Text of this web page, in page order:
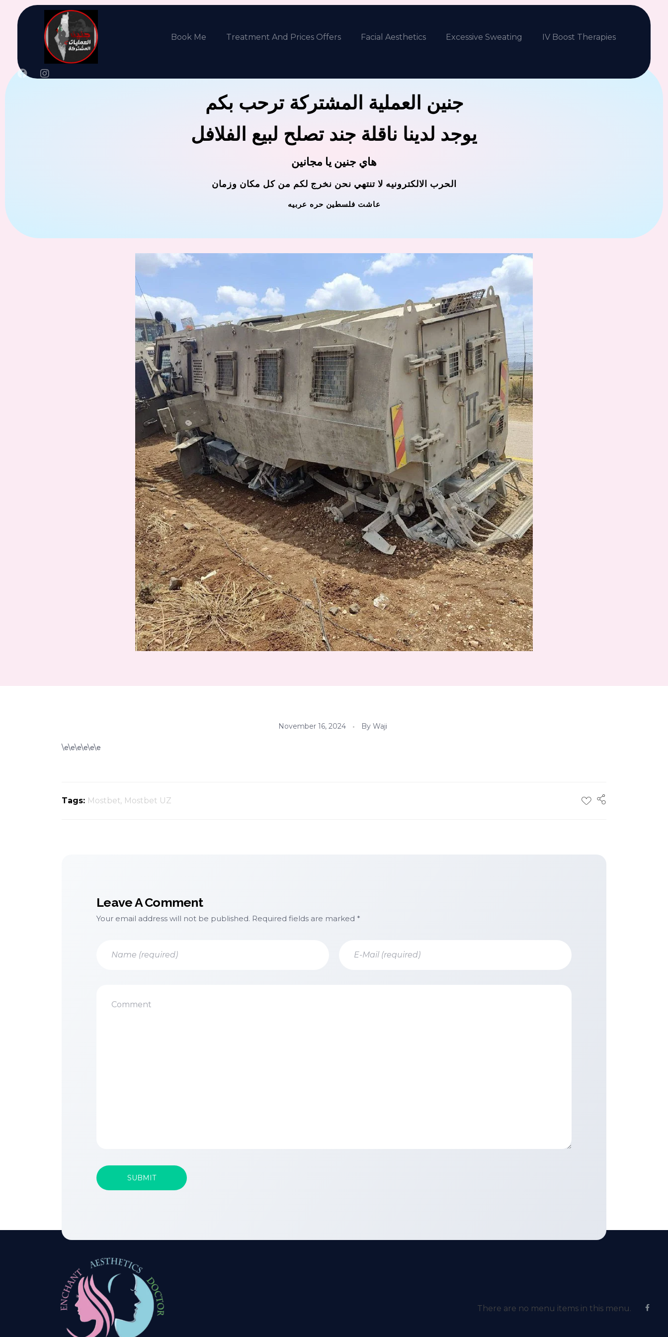
Book Me Treatment And Prices Offers Facial Aesthetics Excessive Sweating IV Boost Therapies
جنين العملية المشتركة ترحب بكم
يوجد لدينا ناقلة جند تصلح لبيع الفلافل
هاي جنين يا مجانين
الحرب الالكترونيه لا تنتهي نحن نخرج لكم من كل مكان وزمان
عاشت فلسطين حره عربيه
November 16, 2024 By Waji
\e\e\e\e\e\e
Tags: Mostbet, Mostbet UZ
Leave A Comment
Your email address will not be published. Required fields are marked *
There are no menu items in this menu.